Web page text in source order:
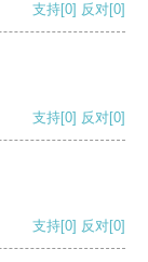
支持[0] 反对[0]
支持[0] 反对[0]
支持[0] 反对[0]